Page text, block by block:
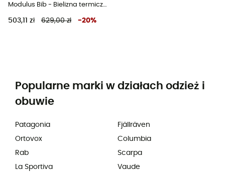
503,11 zł 629,00 zł -20%
Popularne marki w działach odzież i
obuwie
Patagonia
Ortovox
Rab
La Sportiva
Fjällräven
Columbia
Scarpa
Vaude